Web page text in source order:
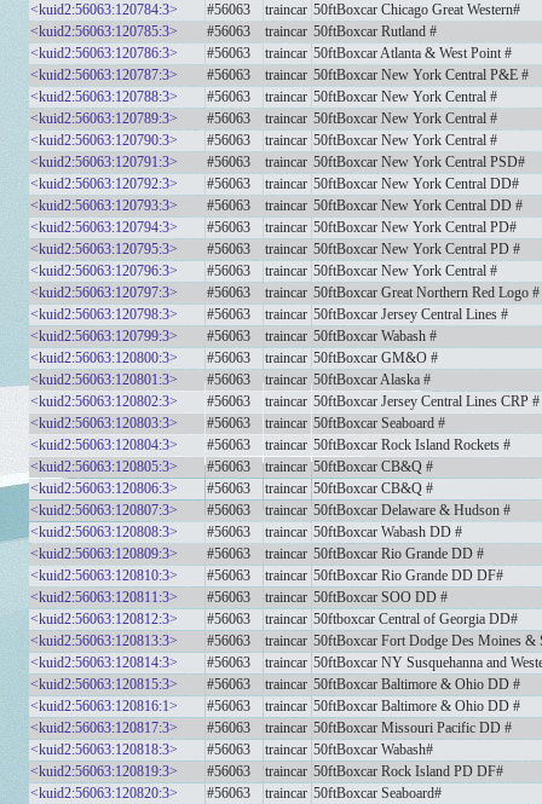
<kuid2:56063:120784:3>
#56063 traincar 50ftBoxcar Chicago Great Western#
<kuid2:56063:120785:3>
#56063 traincar 50ftBoxcar Rutland #
<kuid2:56063:120786:3>
#56063 traincar 50ftBoxcar Atlanta & West Point #
<kuid2:56063:120787:3>
#56063 traincar 50ftBoxcar New York Central P&E #
<kuid2:56063:120788:3>
#56063 traincar 50ftBoxcar New York Central #
<kuid2:56063:120789:3>
#56063 traincar 50ftBoxcar New York Central #
<kuid2:56063:120790:3>
#56063 traincar 50ftBoxcar New York Central #
<kuid2:56063:120791:3>
#56063 traincar 50ftBoxcar New York Central PSD#
<kuid2:56063:120792:3>
#56063 traincar 50ftBoxcar New York Central DD#
<kuid2:56063:120793:3>
#56063 traincar 50ftBoxcar New York Central DD #
<kuid2:56063:120794:3>
#56063 traincar 50ftBoxcar New York Central PD#
<kuid2:56063:120795:3>
#56063 traincar 50ftBoxcar New York Central PD #
<kuid2:56063:120796:3>
#56063 traincar 50ftBoxcar New York Central #
<kuid2:56063:120797:3>
#56063 traincar 50ftBoxcar Great Northern Red Logo #
<kuid2:56063:120798:3>
#56063 traincar 50ftBoxcar Jersey Central Lines #
<kuid2:56063:120799:3>
#56063 traincar 50ftBoxcar Wabash #
<kuid2:56063:120800:3>
#56063 traincar 50ftBoxcar GM&O #
<kuid2:56063:120801:3>
#56063 traincar 50ftBoxcar Alaska #
<kuid2:56063:120802:3>
#56063 traincar 50ftBoxcar Jersey Central Lines CRP #
<kuid2:56063:120803:3>
#56063 traincar 50ftBoxcar Seaboard #
<kuid2:56063:120804:3>
#56063 traincar 50ftBoxcar Rock Island Rockets #
<kuid2:56063:120805:3>
#56063 traincar 50ftBoxcar CB&Q #
<kuid2:56063:120806:3>
#56063 traincar 50ftBoxcar CB&Q #
<kuid2:56063:120807:3>
#56063 traincar 50ftBoxcar Delaware & Hudson #
<kuid2:56063:120808:3>
#56063 traincar 50ftBoxcar Wabash DD #
<kuid2:56063:120809:3>
#56063 traincar 50ftBoxcar Rio Grande DD #
<kuid2:56063:120810:3>
#56063 traincar 50ftBoxcar Rio Grande DD DF#
<kuid2:56063:120811:3>
#56063 traincar 50ftBoxcar SOO DD #
<kuid2:56063:120812:3>
#56063 traincar 50ftboxcar Central of Georgia DD#
<kuid2:56063:120813:3>
#56063 traincar 50ftBoxcar Fort Dodge Des Moines &
<kuid2:56063:120814:3>
#56063 traincar 50ftBoxcar NY Susquehanna and
<kuid2:56063:120815:3>
#56063 traincar 50ftBoxcar Baltimore & Ohio DD #
<kuid2:56063:120816:1>
#56063 traincar 50ftBoxcar Baltimore & Ohio DD #
<kuid2:56063:120817:3>
#56063 traincar 50ftBoxcar Missouri Pacific DD #
<kuid2:56063:120818:3>
#56063 traincar 50ftBoxcar Wabash#
<kuid2:56063:120819:3>
#56063 traincar 50ftBoxcar Rock Island PD DF#
<kuid2:56063:120820:3>
#56063 traincar 50ftBoxcar Seaboard#